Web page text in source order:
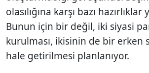
olasılığına karşı bazı hazırlıklar
Bunun için bir değil, iki siyasi
kurulması, ikisinin de bir erken
hale getirilmesi planlanıyor.